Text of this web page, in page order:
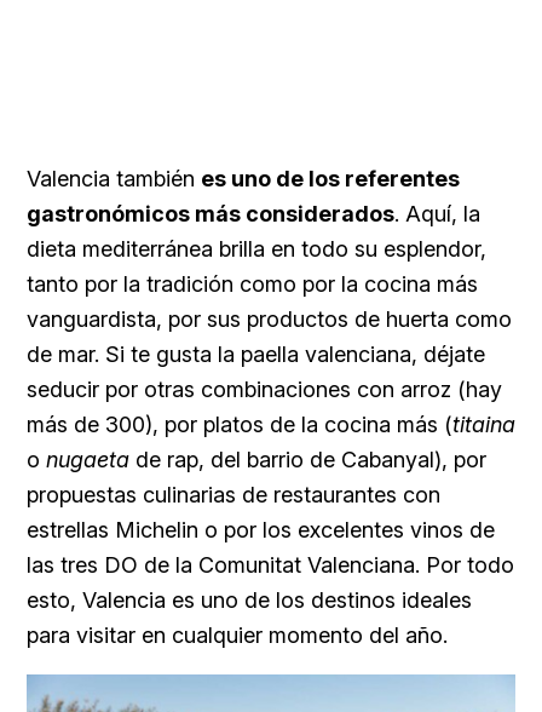
Valencia también es uno de los referentes
gastronómicos más considerados. Aquí, la
dieta mediterránea brilla en todo su esplendor,
tanto por la tradición como por la cocina más
vanguardista, por sus productos de huerta como
de mar. Si te gusta la paella valenciana, déjate
seducir por otras combinaciones con arroz (hay
más de 300), por platos de la cocina más (titaina
o nugaeta de rap, del barrio de Cabanyal), por
propuestas culinarias de restaurantes con
estrellas Michelin o por los excelentes vinos de
las tres DO de la Comunitat Valenciana. Por todo
esto, Valencia es uno de los destinos ideales
para visitar en cualquier momento del año.